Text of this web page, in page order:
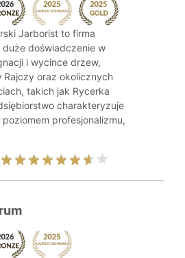
Jarborist to firma
duże doświadczenie w
i wycince drzew,
Rajczy oraz okolicznych
takich jak Rycerka
charakteryzuje
poziomem profesjonalizmu,